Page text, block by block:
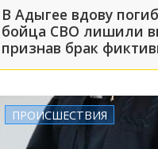
В Адыгее вдову
бойца СВО лишили
признав брак
ПРОИСШЕСТВИЯ